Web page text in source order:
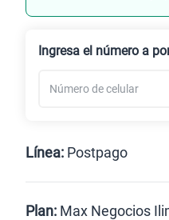
Ingresa el número a
Línea: Postpago
Plan: Max Negocios